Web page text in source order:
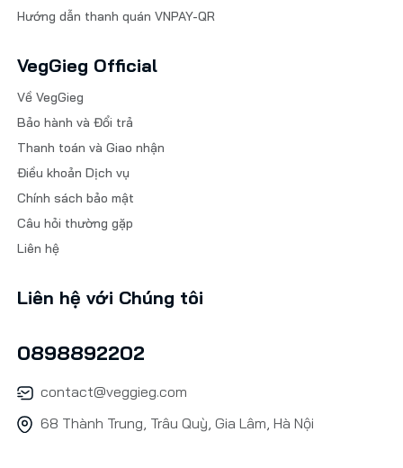
Hướng dẫn thanh quán VNPAY-QR
VegGieg Official
Về VegGieg
Bảo hành và Đổi trả
Thanh toán và Giao nhận
Điều khoản Dịch vụ
Chính sách bảo mật
Câu hỏi thường gặp
Liên hệ
Liên hệ với Chúng tôi
0898892202
contact@veggieg.com
68 Thành Trung, Trâu Quỳ, Gia Lâm, Hà Nội